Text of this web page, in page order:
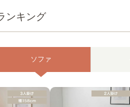
ンキング
ソファ